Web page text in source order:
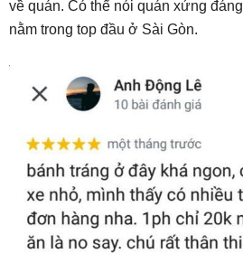
về quán. Có thể nói quán xứng
nằm trong top đầu ở Sài Gòn.